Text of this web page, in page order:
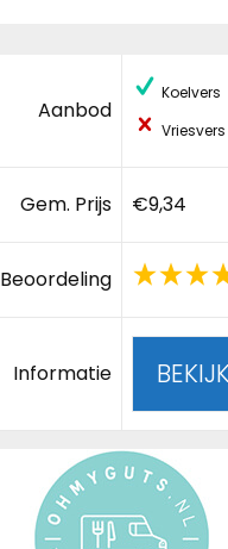
Aanbod
Koelvers
Vriesvers
Gem. Prijs €9,34
Beoordeling
Informatie